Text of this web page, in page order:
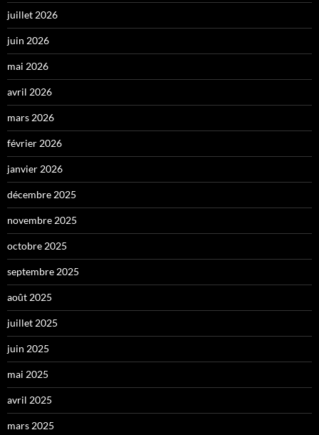
juillet 2026
juin 2026
mai 2026
avril 2026
mars 2026
février 2026
janvier 2026
décembre 2025
novembre 2025
octobre 2025
septembre 2025
août 2025
juillet 2025
juin 2025
mai 2025
avril 2025
mars 2025